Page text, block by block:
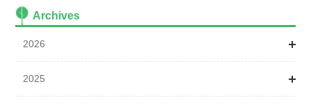
Archives
2026
1月
2025